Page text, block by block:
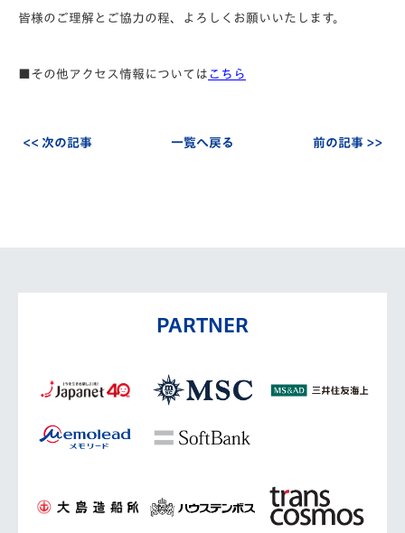
皆様のご理解とご協力の程、よろしくお願いいたします。
■その他アクセス情報については こちら
<< 次の記事 一覧へ戻る 前の記事 >>
PARTNER